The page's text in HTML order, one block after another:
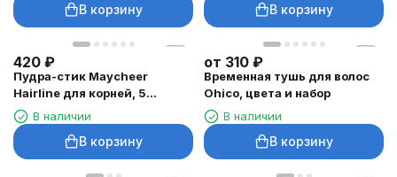
В корзину В корзину
420 ₽
Пудра-стик Maycheer
Hairline для корней, 5
оттенков
В наличии
В корзину
от 310 ₽
Временная тушь для волос
Ohico, цвета и набор
В наличии
В корзину